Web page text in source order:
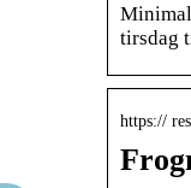
tirsdag
https://